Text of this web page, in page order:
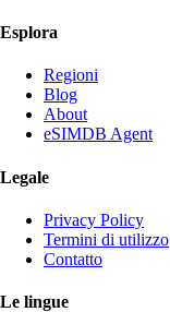
Esplora
Regioni
Blog
About
eSIMDB Agent
Legale
Privacy Policy
Termini di utilizzo
Contatto
Le lingue